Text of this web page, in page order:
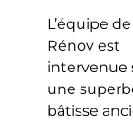
L’équipe
Rénov est
intervenue
une
bâtisse